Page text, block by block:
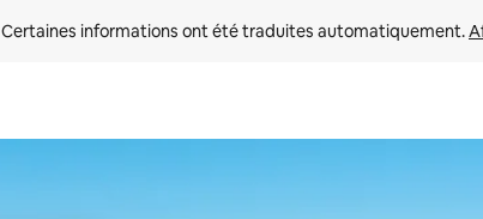
Certaines informations ont été traduites automatiquement.